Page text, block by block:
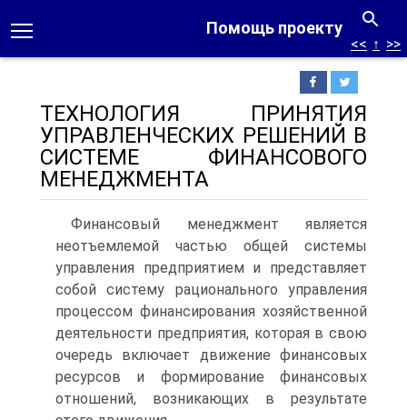
Помощь проекту
<< ↑ >>
ТЕХНОЛОГИЯ ПРИНЯТИЯ
УПРАВЛЕНЧЕСКИХ РЕШЕНИЙ В
СИСТЕМЕ ФИНАНСОВОГО
МЕНЕДЖМЕНТА
Финансовый менеджмент является
неотъемлемой частью общей системы
управления предприятием и представляет
со­бой систему рационального управления
процессом финансирования хозяйственной
деятельности предприятия, которая в свою
очередь включает движение финансовых
ресурсов и формирование финансовых
отношений, возникающих в результате